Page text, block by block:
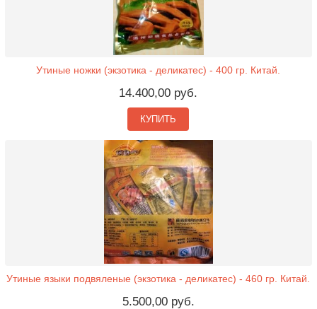
Утиные ножки (экзотика - деликатес) - 400 гр. Китай.
14.400,00 руб.
КУПИТЬ
Утиные языки подвяленые (экзотика - деликатес) - 460 гр. Китай.
5.500,00 руб.